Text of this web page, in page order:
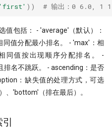
'first' )) # 输出：0 6.0,
值包括： - 'average'（默认）：
值分配最小排名。 - 'max'：相
同值按出现顺序分配排名。 -
名不跳跃。 - ascending：是否
：缺失值的处理方式，可选
、'bottom'（排在最后）。